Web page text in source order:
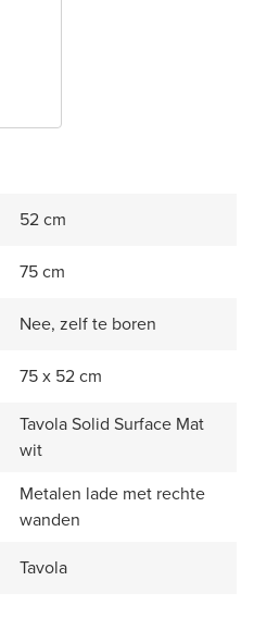
52 cm
75 cm
Nee, zelf te boren
75 x 52 cm
Tavola Solid Surface Mat
wit
Metalen lade met rechte
wanden
Tavola